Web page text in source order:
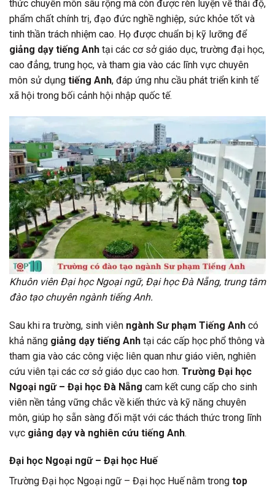
thức chuyên môn sâu rộng mà còn được rèn luyện về thái độ,
phẩm chất chính trị, đạo đức nghề nghiệp, sức khỏe tốt và
tinh thần trách nhiệm cao. Họ được chuẩn bị kỹ lưỡng để
giảng dạy tiếng Anh tại các cơ sở giáo dục, trường đại học,
cao đẳng, trung học, và tham gia vào các lĩnh vực chuyên
môn sử dụng tiếng Anh, đáp ứng nhu cầu phát triển kinh tế
xã hội trong bối cảnh hội nhập quốc tế.
Khuôn viên Đại học Ngoại ngữ, Đại học Đà Nẵng, trung tâm
đào tạo chuyên ngành tiếng Anh.
Sau khi ra trường, sinh viên ngành Sư phạm Tiếng Anh có
khả năng giảng dạy tiếng Anh tại các cấp học phổ thông và
tham gia vào các công việc liên quan như giáo viên, nghiên
cứu viên tại các cơ sở giáo dục cao hơn. Trường Đại học
Ngoại ngữ – Đại học Đà Nẵng cam kết cung cấp cho sinh
viên nền tảng vững chắc về kiến thức và kỹ năng chuyên
môn, giúp họ sẵn sàng đối mặt với các thách thức trong lĩnh
vực giảng dạy và nghiên cứu tiếng Anh.
Đại học Ngoại ngữ – Đại học Huế
Trường Đại học Ngoại ngữ – Đại học Huế nằm trong top